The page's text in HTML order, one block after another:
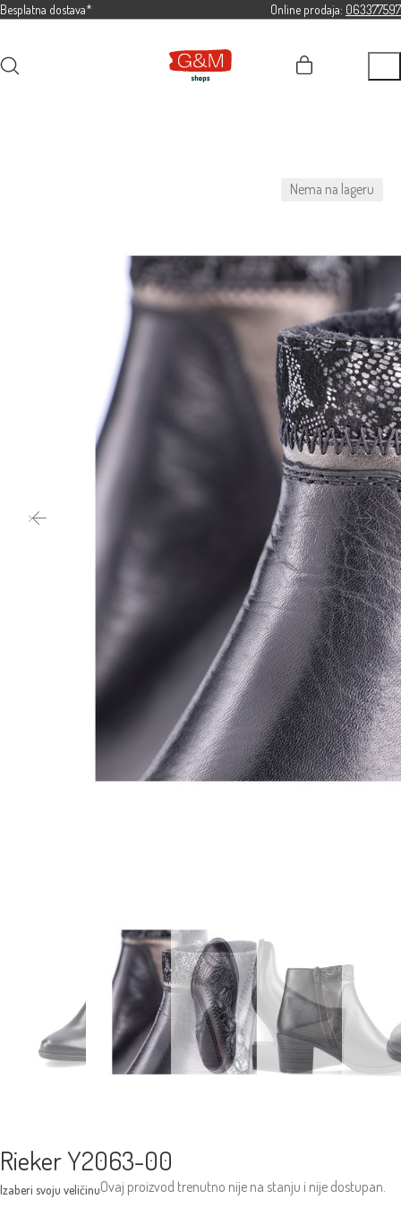
Besplatna dostava* Online prodaja: 063377597
Nema na lageru
Rieker Y2063-00
Ovaj proizvod trenutno nije na stanju i nije dostupan.